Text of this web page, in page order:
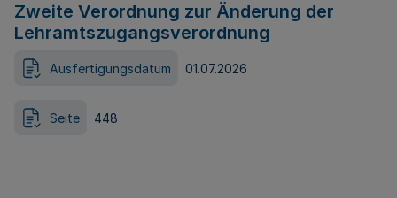
Zweite Verordnung zur Änderung der
Lehramtszugangsverordnung
Ausfertigungsdatum 01.07.2026
Seite 448